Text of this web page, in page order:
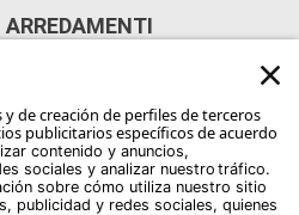
0376 590104